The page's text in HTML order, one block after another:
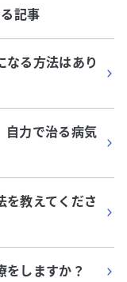
記事
なる方法はあり
自力で治る病気
を教えてくださ
をしますか？